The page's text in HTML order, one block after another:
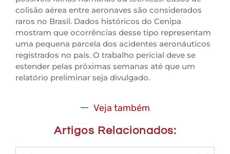
colisão aérea entre aeronaves são considerados
raros no Brasil. Dados históricos do Cenipa
mostram que ocorrências desse tipo representam
uma pequena parcela dos acidentes aeronáuticos
registrados no país. O trabalho pericial deve se
estender pelas próximas semanas até que um
relatório preliminar seja divulgado.
Veja também
Artigos Relacionados: